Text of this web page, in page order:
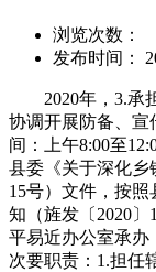
浏览次数：
发布时间：
2020年，3.承担
协调开展防备、宣
间：上午8:00至
县委《关于深化乡
15号）文件，按
知（旌发〔2020
平易近办公室承办
次要职责：1.担任